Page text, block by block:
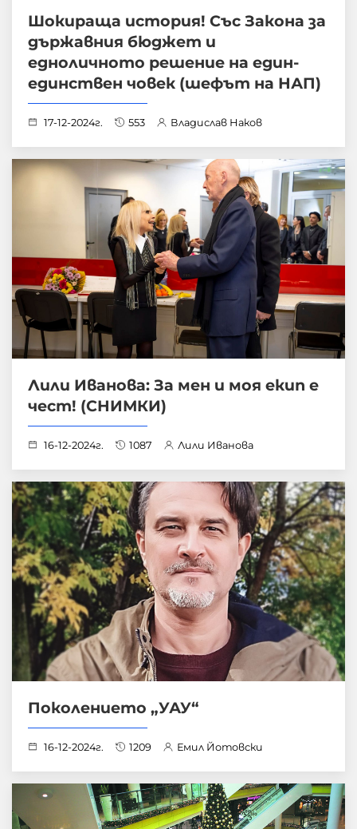
Шокираща история! Със Закона за
държавния бюджет и
едноличното решение на един-
единствен човек (шефът на НАП)
17-12-2024г. 553 Владислав Наков
Лили Иванова: За мен и моя екип е
чест! (СНИМКИ)
16-12-2024г. 1087 Лили Иванова
Поколението „УАУ“
16-12-2024г. 1209 Емил Йотовски